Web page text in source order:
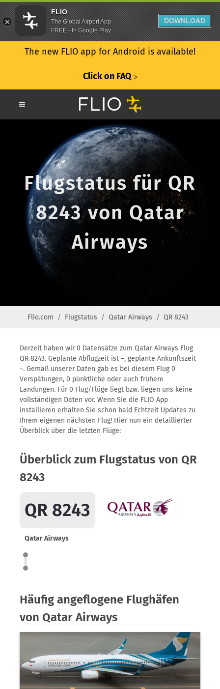
The new FLIO app for Android is available!
Click on FAQ ᐳ
Flugstatus für QR
8243 von Qatar
Airways
Flio.com Flugstatus Qatar Airways QR 8243
Derzeit haben wir 0 Datensätze zum Qatar Airways Flug
QR 8243. Geplante Abflugzeit ist –, geplante Ankunftszeit
–. Gemäß unserer Daten gab es bei diesem Flug 0
Verspätungen, 0 pünktliche oder auch frühere
Landungen. Für 0 Flug/Flüge liegt bzw. liegen uns keine
vollständigen Daten vor. Wenn Sie die FLIO App
installieren erhalten Sie schon bald Echtzeit Updates zu
Ihrem eigenen nächsten Flug! Hier nun ein detaillierter
Überblick über die letzten Flüge:
Überblick zum Flugstatus von QR
8243
QR 8243
Qatar Airways
Häufig angeflogene Flughäfen
von Qatar Airways
FLIO
The Global Airport App
FREE - In Google Play
DOWNLOAD